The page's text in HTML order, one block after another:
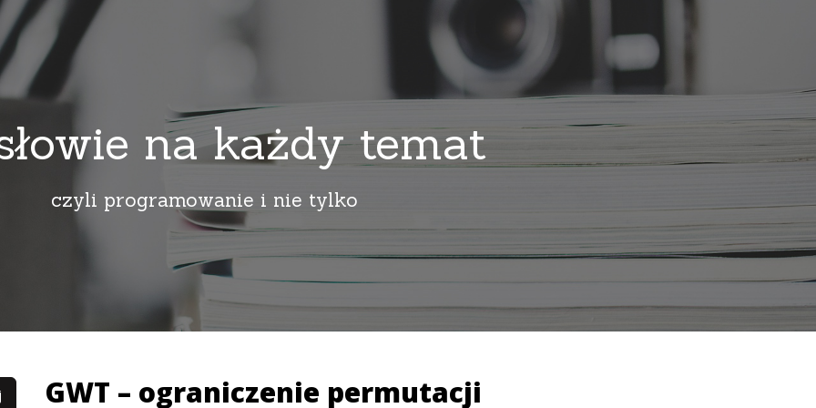
na każdy temat
czyli programowanie i nie tylko
GWT – ograniczenie permutacji